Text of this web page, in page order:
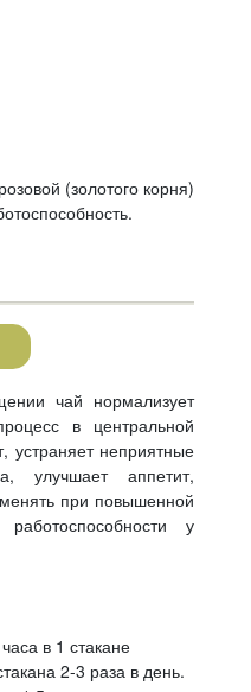
(золотого корня)
чай нормализует
в центральной
устраняет неприятные
улучшает аппетит,
при повышенной
у
в 1 стакане
2-3 раза в день.